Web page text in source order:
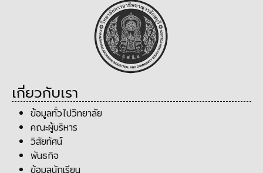
เกี่ยวกับเรา
ข้อมูลทั่วไปวิทยาลัย
คณะผู้บริหาร
วิสัยทัศน์
พันธกิจ
ข้อมูลนักเรียน